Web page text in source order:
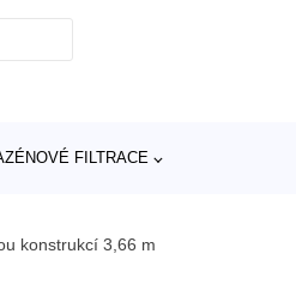
FILTRACE
konstrukcí 3,66 m